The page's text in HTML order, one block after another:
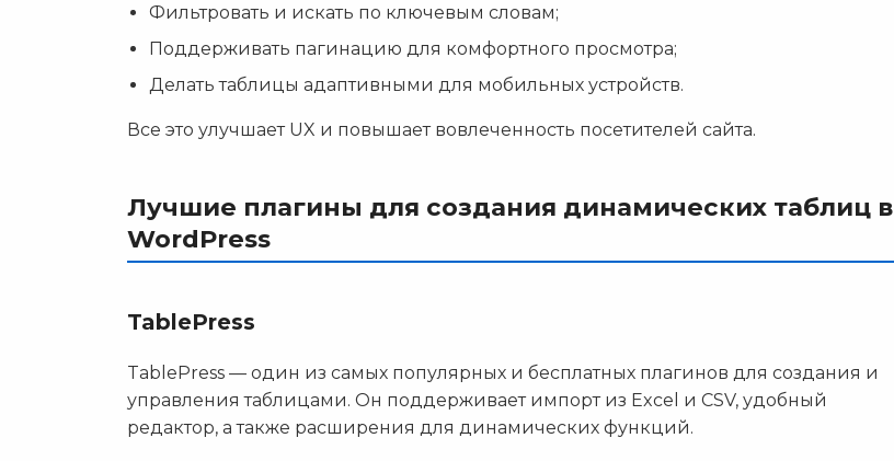
Фильтровать и искать по ключевым словам;
Поддерживать пагинацию для комфортного просмотра;
Делать таблицы адаптивными для мобильных устройств.
Все это улучшает UX и повышает вовлеченность посетителей сайта.
Лучшие плагины для создания динамических таблиц в
WordPress
TablePress
TablePress — один из самых популярных и бесплатных плагинов для создания и
управления таблицами. Он поддерживает импорт из Excel и CSV, удобный
редактор, а также расширения для динамических функций.